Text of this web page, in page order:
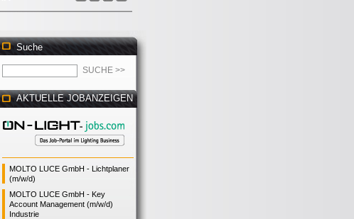
Suche
AKTUELLE JOBANZEIGEN
MOLTO LUCE GmbH - Lichtplaner
(m/w/d)
MOLTO LUCE GmbH - Key
Account Management (m/w/d)
Industrie